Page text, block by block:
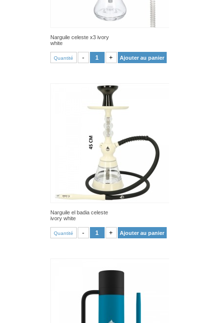
Narguile celeste x3 ivory
white
Quantité - + Ajouter au panier
Narguile el badia celeste
ivory white
Quantité - + Ajouter au panier